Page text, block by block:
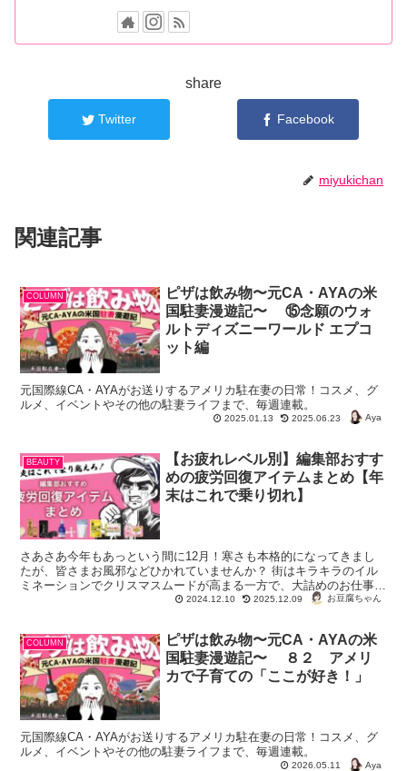
share
Twitter Facebook
miyukichan
関連記事
COLUMN
ピザは飲み物〜元CA・AYAの米
国駐妻漫遊記〜 ⑮念願のウォ
ルトディズニーワールド エプコ
ット編
元国際線CA・AYAがお送りするアメリカ駐在妻の日常！コスメ、グ
ルメ、イベントやその他の駐妻ライフまで、毎週連載。
2025.01.13 2025.06.23 Aya
BEAUTY
【お疲れレベル別】編集部おすす
めの疲労回復アイテムまとめ【年
末はこれで乗り切れ】
さあさあ今年もあっという間に12月！寒さも本格的になってきまし
たが、皆さまお風邪などひかれていませんか？ 街はキラキラのイル
ミネーションでクリスマスムードが高まる一方で、大詰めのお仕事や
大掃除など、年末に向けての忙しさに追われてお疲...
2024.12.10 2025.12.09 お豆腐ちゃん
COLUMN
ピザは飲み物〜元CA・AYAの米
国駐妻漫遊記〜 ８２ アメリ
カで子育ての「ここが好き！」
元国際線CA・AYAがお送りするアメリカ駐在妻の日常！コスメ、グ
ルメ、イベントやその他の駐妻ライフまで、毎週連載。
2026.05.11 Aya